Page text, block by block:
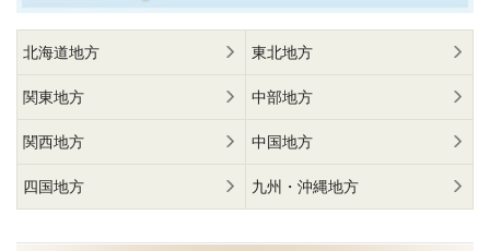
北海道地方 東北地方
関東地方 中部地方
関西地方 中国地方
四国地方 九州・沖縄地方